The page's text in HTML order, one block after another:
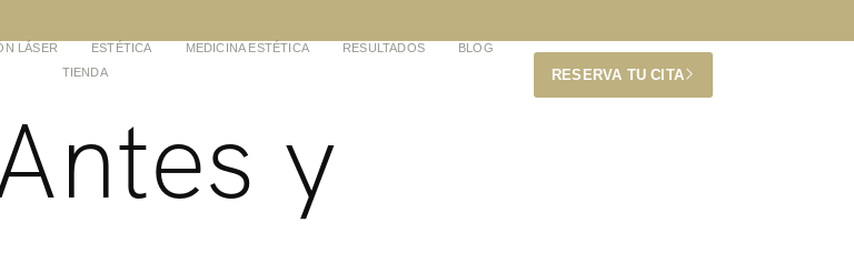
LÁSER ESTÉTICA MEDICINA ESTÉTICA RESULTADOS
BLOG
TIENDA
RESERVA TU CITA
y